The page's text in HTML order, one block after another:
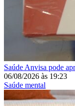
Saúde Anvisa pode
06/08/2026 às 19:23
Saúde mental